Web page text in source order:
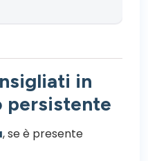
in
persistente
, se è presente